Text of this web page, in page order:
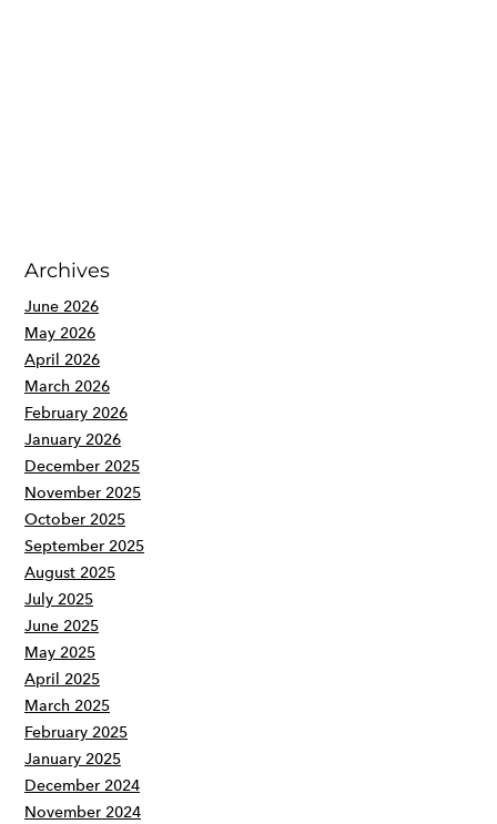
Archives
June 2026
May 2026
April 2026
March 2026
February 2026
January 2026
December 2025
November 2025
October 2025
September 2025
August 2025
July 2025
June 2025
May 2025
April 2025
March 2025
February 2025
January 2025
December 2024
November 2024